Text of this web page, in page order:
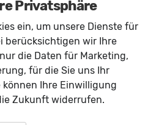
Privatsphäre
ein, um unsere Dienste für
berücksichtigen wir Ihre
die Daten für Marketing,
für die Sie uns Ihr
Ihre Einwilligung
Zukunft widerrufen.